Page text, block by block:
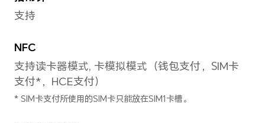
有线充电
荣耀66W超级快充充电器